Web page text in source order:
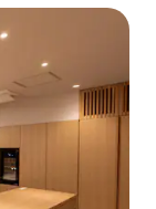
aluguel
por